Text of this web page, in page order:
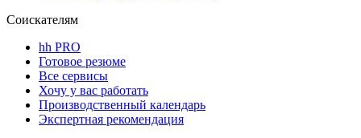
Соискателям
hh PRO
Готовое резюме
Все сервисы
Хочу у вас работать
Производственный календарь
Экспертная рекомендация